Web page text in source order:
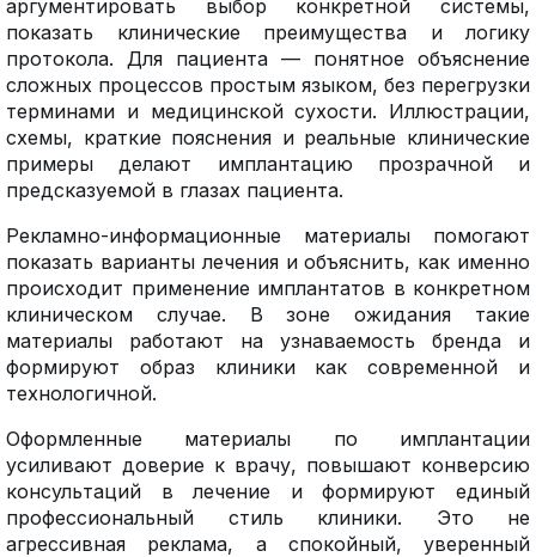
аргументировать выбор конкретной системы,
показать клинические преимущества и логику
протокола. Для пациента — понятное объяснение
сложных процессов простым языком, без перегрузки
терминами и медицинской сухости. Иллюстрации,
схемы, краткие пояснения и реальные клинические
примеры делают имплантацию прозрачной и
предсказуемой в глазах пациента.
Рекламно-информационные материалы помогают
показать варианты лечения и объяснить, как именно
происходит применение имплантатов в конкретном
клиническом случае. В зоне ожидания такие
материалы работают на узнаваемость бренда и
формируют образ клиники как современной и
технологичной.
Оформленные материалы по имплантации
усиливают доверие к врачу, повышают конверсию
консультаций в лечение и формируют единый
профессиональный стиль клиники. Это не
агрессивная реклама, а спокойный, уверенный